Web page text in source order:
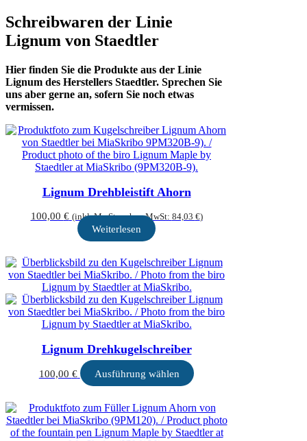
Schreibwaren der Linie
Lignum von Staedtler
Hier finden Sie die Produkte aus der Linie
Lignum des Herstellers Staedtler. Sprechen Sie
uns aber gerne an, sofern Sie noch etwas
vermissen.
Lignum Drehbleistift Ahorn
100,00 € (inkl. MwSt – ohne MwSt: 84,03 €)
Weiterlesen
Lignum Drehkugelschreiber
100,00 € Ausführung wählen
Dieses
mehrere
Varianten
auf.